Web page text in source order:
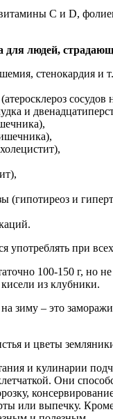
C и D,
для людей,
стенокардия и
сосудов
и
(гипотиреоз и
употреблять при
100-150 г, но
из клубники.
зиму – это
и цветы
и кулинарии
Они
или выпечку.